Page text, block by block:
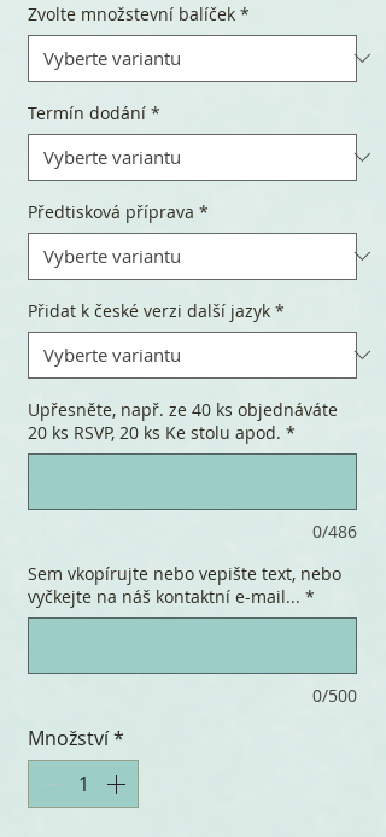
Zvolte množstevní balíček *
Termín dodání *
Předtisková příprava *
Přidat k české verzi další jazyk *
Upřesněte, např. ze 40 ks objednáváte
20 ks RSVP, 20 ks Ke stolu apod. *
0/486
Sem vkopírujte nebo vepište text, nebo
vyčkejte na náš kontaktní e-mail... *
0/500
Množství*